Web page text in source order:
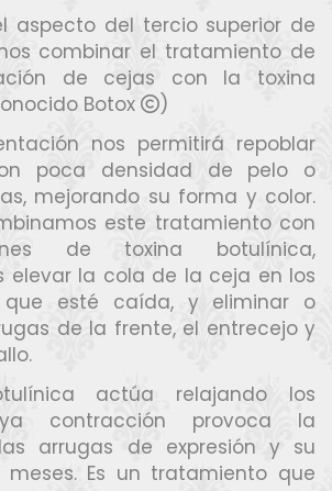
aspecto del tercio superior de
combinar el tratamiento de
de cejas con la toxina
Botox
)
nos permitirá repoblar
poca densidad de pelo o
mejorando su forma y color.
este tratamiento con
de toxina botulínica,
elevar la cola de la ceja en los
esté caída, y eliminar o
de la frente, el entrecejo y
actúa relajando los
contracción provoca la
arrugas de expresión y su
Es un tratamiento que